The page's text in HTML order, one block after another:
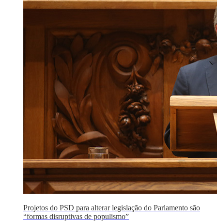
Projetos do PSD para alterar legislação do Parlamento são
“formas disruptivas de populismo”